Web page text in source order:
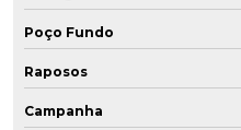
Poço Fundo
Raposos
Campanha